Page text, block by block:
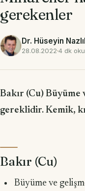
gerekenler
Dr. Hüseyin
28.08.2022 4 dk
Bakır (Cu) Büyüme
gereklidir. Kemik,
Bakır (Cu)
Büyüme ve